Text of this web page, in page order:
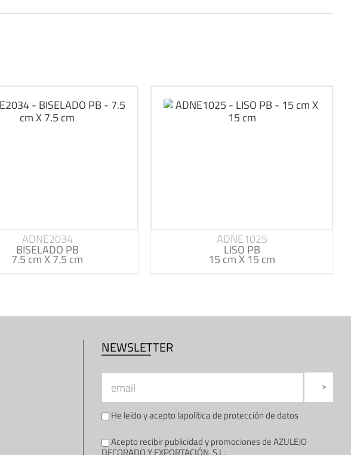
ADNE2034
BISELADO PB
7.5 cm X 7.5 cm
ADNE1025
LISO PB
15 cm X 15 cm
NEWSLETTER
He leído y acepto lapolítica de protección de datos
Acepto recibir publicidad y promociones de AZULEJO